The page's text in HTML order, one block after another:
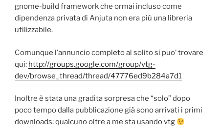
gnome-build framework che ormai incluso come
dipendenza privata di Anjuta non era più una libreria
utilizzabile.
Comunque l’annuncio completo al solito si puo’ trovare
qui: http://groups.google.com/group/vtg-
dev/browse_thread/thread/47776ed9b284a7d1
Inoltre è stata una gradita sorpresa che “solo” dopo
poco tempo dalla pubblicazione già sono arrivati i primi
downloads: qualcuno oltre a me sta usando vtg